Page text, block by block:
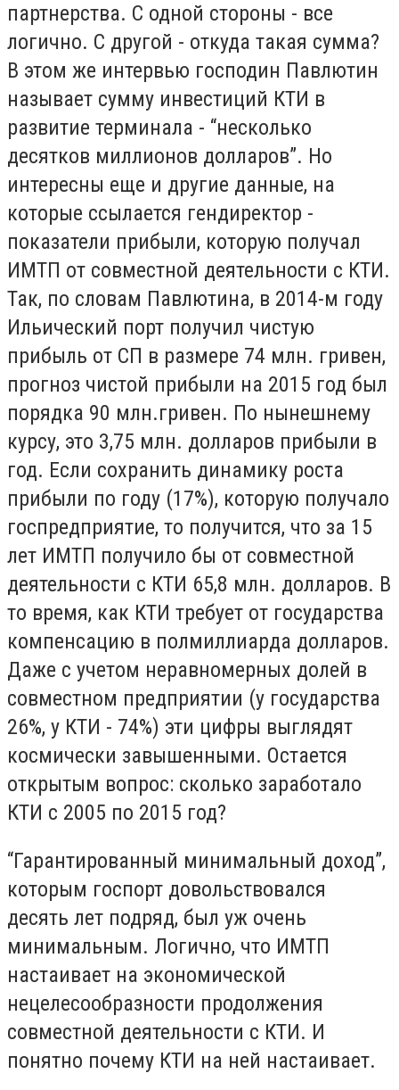
партнерства. С одной стороны - все
логично. С другой - откуда такая сумма?
В этом же интервью господин Павлютин
называет сумму инвестиций КТИ в
развитие терминала - “несколько
десятков миллионов долларов”. Но
интересны еще и другие данные, на
которые ссылается гендиректор -
показатели прибыли, которую получал
ИМТП от совместной деятельности с КТИ.
Так, по словам Павлютина, в 2014-м году
Ильический порт получил чистую
прибыль от СП в размере 74 млн. гривен,
прогноз чистой прибыли на 2015 год был
порядка 90 млн.гривен. По нынешнему
курсу, это 3,75 млн. долларов прибыли в
год. Если сохранить динамику роста
прибыли по году (17%), которую получало
госпредприятие, то получится, что за 15
лет ИМТП получило бы от совместной
деятельности с КТИ 65,8 млн. долларов. В
то время, как КТИ требует от государства
компенсацию в полмиллиарда долларов.
Даже с учетом неравномерных долей в
совместном предприятии (у государства
26%, у КТИ - 74%) эти цифры выглядят
космически завышенными. Остается
открытым вопрос: сколько заработало
КТИ с 2005 по 2015 год?
“Гарантированный минимальный доход”,
которым госпорт довольствовался
десять лет подряд, был уж очень
минимальным. Логично, что ИМТП
настаивает на экономической
нецелесообразности продолжения
совместной деятельности с КТИ. И
понятно почему КТИ на ней настаивает.